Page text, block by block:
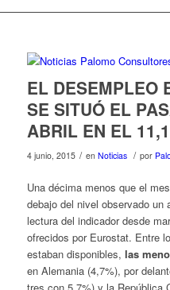
EL DESEMPLEO
SE SITUÓ EL
ABRIL EN EL
4 junio, 2015 / en Noticias / por
Una décima menos que el
debajo del nivel observado un
lectura del indicador desde
ofrecidos por Eurostat. Entre
estaban disponibles, las
en Alemania (4,7%), por